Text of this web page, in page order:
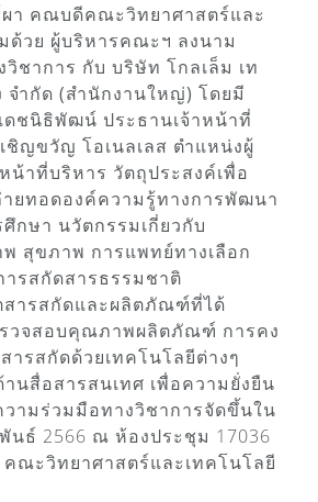
ผา คณบดีคณะวิทยาศาสตร์และ
ด้วย ผู้บริหารคณะฯ ลงนาม
ชาการ กับ บริษัท โกลเล็ม เท
จำกัด (สำนักงานใหญ่) โดยมี
ชนิธิพัฒน์ ประธานเจ้าหน้าที่
ญขวัญ โอเนลเลส ตำแหน่งผู้
น้าที่บริหาร วัตถุประสงค์เพื่อ
ยทอดองค์ความรู้ทางการพัฒนา
กษา นวัตกรรมเกี่ยวกับ
สุขภาพ การแพทย์ทางเลือก
ารสกัดสารธรรมชาติ
สารสกัดและผลิตภัณฑ์ที่ได้
วจสอบคุณภาพผลิตภัณฑ์ การคง
ารสกัดด้วยเทคโนโลยีต่างๆ
นสื่อสารสนเทศ เพื่อความยั่งยืน
ามร่วมมือทางวิชาการจัดขึ้นใน
นธ์ 2566 ณ ห้องประชุม 17036
ณะวิทยาศาสตร์และเทคโนโลยี